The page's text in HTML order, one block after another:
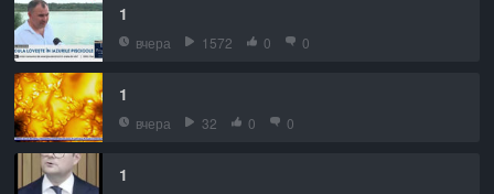
1
вчера 1572 0 0
1
вчера 32 0 0
1